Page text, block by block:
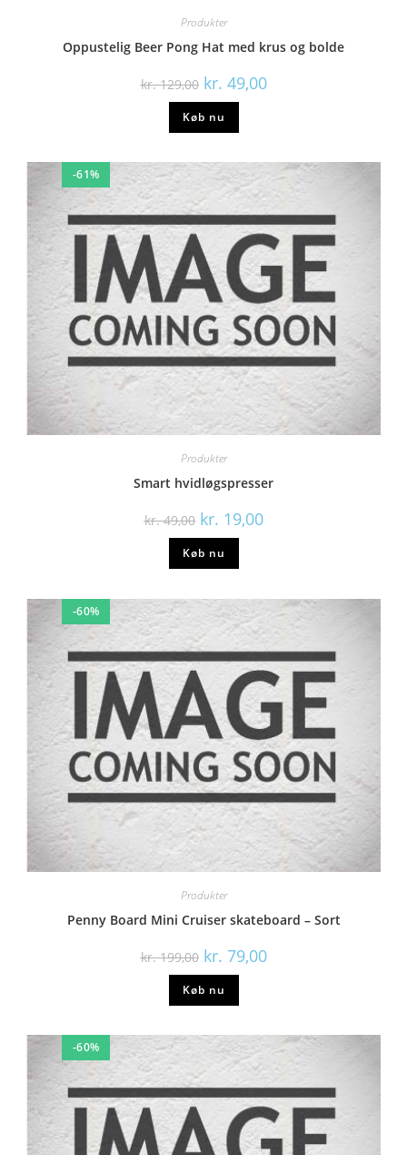
Produkter
Oppustelig Beer Pong Hat med krus og bolde
kr.129,00 kr. 49,00
Køb nu
-61%
Produkter
Smart hvidløgspresser
kr.49,00 kr. 19,00
Køb nu
-60%
Produkter
Penny Board Mini Cruiser skateboard – Sort
kr.199,00 kr. 79,00
Køb nu
-60%